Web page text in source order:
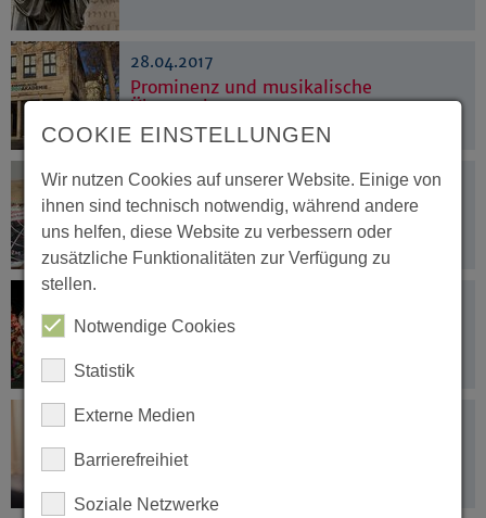
28.04.2017
Prominenz und musikalische
Überraschungen
27.04.2017
Grillgenuss mit gutem Gewissen
»Einfach frei ?!« als integratives
25.04.2017
Zusammenarbeit im
COOKIE EINSTELLUNGEN
Wir nutzen Cookies auf unserer Website. Einige von
ihnen sind technisch notwendig, während andere
uns helfen, diese Website zu verbessern oder
zusätzliche Funktionalitäten zur Verfügung zu
stellen.
Notwendige Cookies
Statistik
Externe Medien
Barrierefreihiet
Soziale Netzwerke